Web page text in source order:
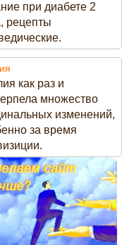
при диабете 2
рецепты
как раз и
множество
изменений,
за время